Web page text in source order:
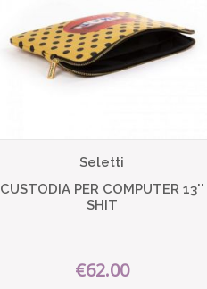
Seletti
CUSTODIA PER COMPUTER 13''
SHIT
€62.00